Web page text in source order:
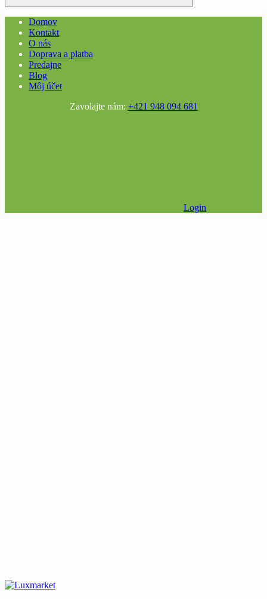
Domov
Kontakt
O nás
Doprava a platba
Predajne
Blog
Môj účet
Zavolajte nám: +421 948 094 681
Login